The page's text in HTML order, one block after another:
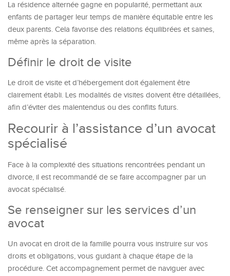
La résidence alternée gagne en popularité, permettant aux
enfants de partager leur temps de manière équitable entre les
deux parents. Cela favorise des relations équilibrées et saines,
même après la séparation.
Définir le droit de visite
Le droit de visite et d’hébergement doit également être
clairement établi. Les modalités de visites doivent être détaillées,
afin d’éviter des malentendus ou des conflits futurs.
Recourir à l’assistance d’un avocat
spécialisé
Face à la complexité des situations rencontrées pendant un
divorce, il est recommandé de se faire accompagner par un
avocat spécialisé.
Se renseigner sur les services d’un
avocat
Un avocat en droit de la famille pourra vous instruire sur vos
droits et obligations, vous guidant à chaque étape de la
procédure. Cet accompagnement permet de naviguer avec